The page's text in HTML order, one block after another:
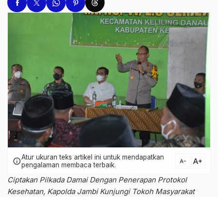
infoAtur ukuran teks artikel ini untuk mendapatkan
pengalaman membaca terbaik.
text_decrease text_increase
Ciptakan Pilkada Damai Dengan Penerapan Protokol
Kesehatan, Kapolda Jambi Kunjungi Tokoh Masyarakat